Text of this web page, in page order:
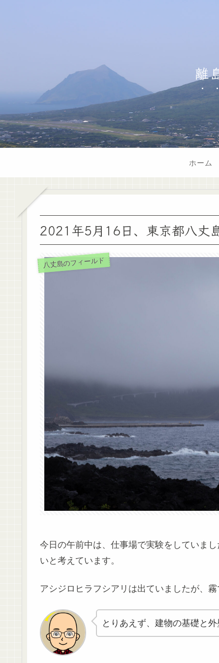
離
ホーム
2021年5月16日、東京都八丈
八丈島のフィールド
今日の午前中は、仕事場で実験をしていま
いと考えています。
アシジロヒラフシアリは出ていましたが、
とりあえず、建物の基礎と